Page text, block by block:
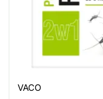
VACO